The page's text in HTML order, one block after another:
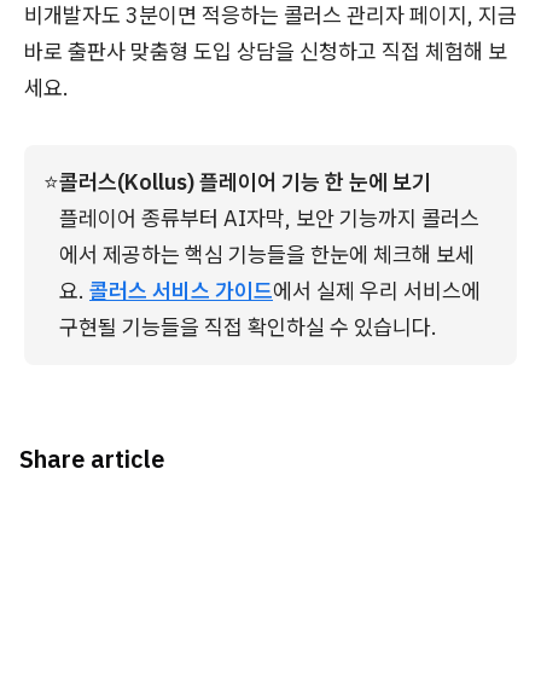
비개발자도 3분이면 적응하는 콜러스 관리자 페이지, 지금
바로 출판사 맞춤형 도입 상담을 신청하고 직접 체험해 보
세요.
⭐콜러스(Kollus) 플레이어 기능 한 눈에 보기
플레이어 종류부터 AI자막, 보안 기능까지 콜러스
에서 제공하는 핵심 기능들을 한눈에 체크해 보세
요. 콜러스 서비스 가이드에서 실제 우리 서비스에
구현될 기능들을 직접 확인하실 수 있습니다.
Share article